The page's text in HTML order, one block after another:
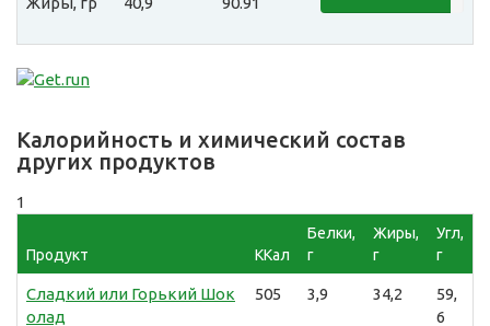
Калорийность и химический состав
других продуктов
1
Продукт ККал
Белки,
г
Жиры,
г
Угл,
г
Сладкий или Горький Шок
олад
505 3,9 34,2
59,
6